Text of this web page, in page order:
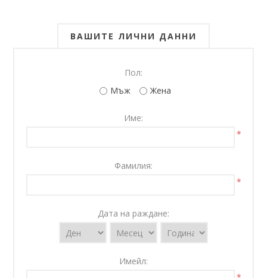
ВАШИТЕ ЛИЧНИ ДАННИ
Пол:
Мъж
Жена
Име:
*
Фамилия:
*
Дата на раждане:
Имейл: